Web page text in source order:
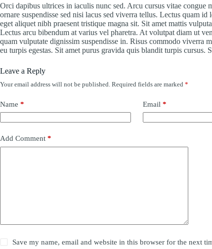
Orci dapibus ultrices in iaculis nunc sed. Arcu cursus vitae congue
ornare suspendisse sed nisi lacus sed viverra tellus. Lectus quam
eget aliquet nibh praesent tristique magna sit. Sit amet mattis
Lectus arcu bibendum at varius vel pharetra. At volutpat diam ut
quam vulputate dignissim suspendisse in. Risus commodo viverra
eu turpis egestas. Sit amet purus gravida quis blandit turpis
Leave a Reply
Your email address will not be published. Required fields are marked *
Name * Email *
Add Comment *
Save my name, email and website in this browser for the next